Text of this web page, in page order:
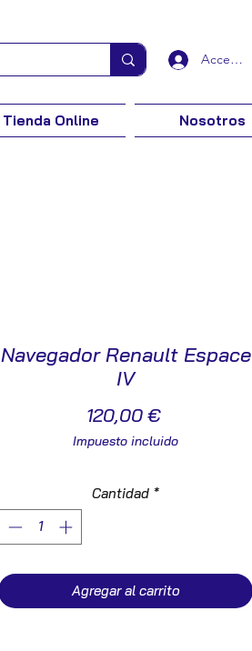
Acceder
Tienda Online Nosotros
Navegador Renault Espace
IV
120,00 €Precio
Impuesto incluido
Cantidad *
Agregar al carrito